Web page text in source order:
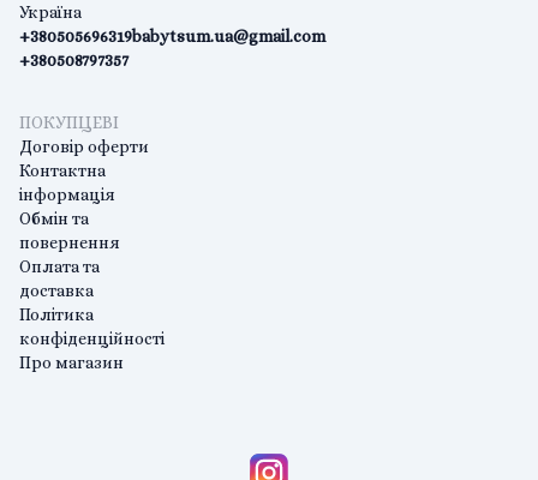
Україна
+380505696319
+380508797357
babytsum.ua@gmail.com
ПОКУПЦЕВІ
Договір оферти
Контактна
інформація
Обмін та
повернення
Оплата та
доставка
Політика
конфіденційності
Про магазин